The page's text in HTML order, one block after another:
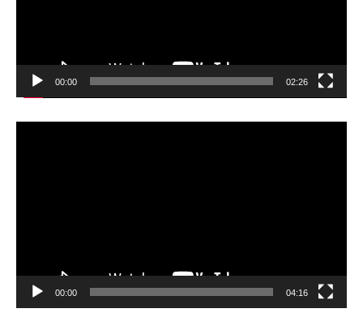
00:00 02:26
00:00 04:16